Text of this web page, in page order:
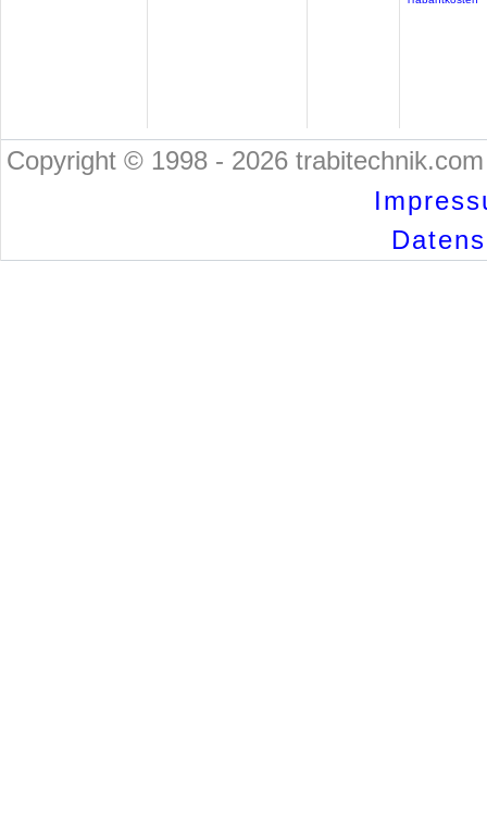
Copyright © 1998 - 2026